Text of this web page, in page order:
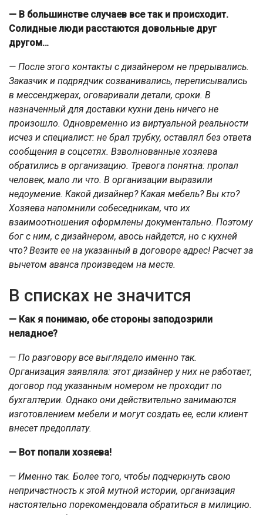
— В большинстве случаев все так и происходит.
Солидные люди расстаются довольные друг
другом…
— После этого контакты с дизайнером не прерывались.
Заказчик и подрядчик созванивались, переписывались
в мессенджерах, оговаривали детали, сроки. В
назначенный для доставки кухни день ничего не
произошло. Одновременно из виртуальной реальности
исчез и специалист: не брал трубку, оставлял без ответа
сообщения в соцсетях. Взволнованные хозяева
обратились в организацию. Тревога понятна: пропал
человек, мало ли что. В организации выразили
недоумение. Какой дизайнер? Какая мебель? Вы кто?
Хозяева напомнили собеседникам, что их
взаимоотношения оформлены документально. Поэтому
бог с ним, с дизайнером, авось найдется, но с кухней
что? Везите ее на указанный в договоре адрес! Расчет за
вычетом аванса произведем на месте.
В списках не значится
— Как я понимаю, обе стороны заподозрили
неладное?
— По разговору все выглядело именно так.
Организация заявляла: этот дизайнер у них не работает,
договор под указанным номером не проходит по
бухгалтерии. Однако они действительно занимаются
изготовлением мебели и могут создать ее, если клиент
внесет предоплату.
— Вот попали хозяева!
— Именно так. Более того, чтобы подчеркнуть свою
непричастность к этой мутной истории, организация
настоятельно порекомендовала обратиться в милицию.